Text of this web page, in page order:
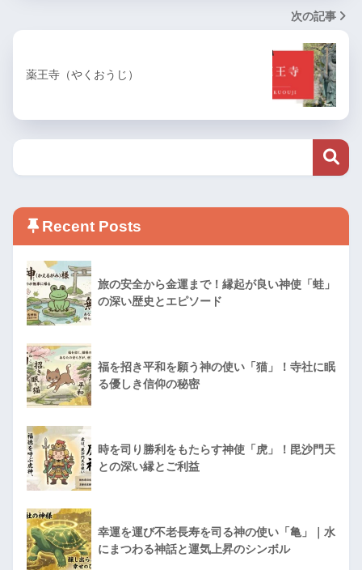
次の記事
薬王寺（やくおうじ）
Recent Posts
旅の安全から金運まで！縁起が良い神使「蛙」
の深い歴史とエピソード
福を招き平和を願う神の使い「猫」！寺社に眠
る優しき信仰の秘密
時を司り勝利をもたらす神使「虎」！毘沙門天
との深い縁とご利益
幸運を運び不老長寿を司る神の使い「亀」｜水
にまつわる神話と運気上昇のシンボル